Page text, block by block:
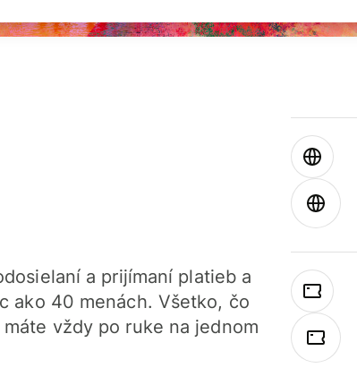
a prijímaní platieb a
ako 40 menách. Všetko, čo
vždy po ruke na jednom